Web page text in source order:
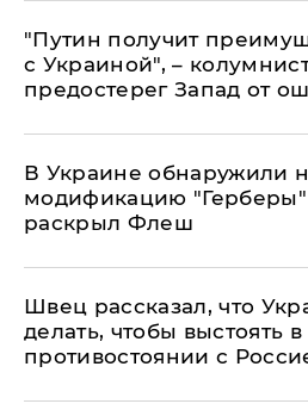
"Путин получит
с Украиной", –
предостерег Запад от
В Украине обнаружили
модификацию "Герберы"
раскрыл Флеш
Швец рассказал, что
делать, чтобы выстоять в
противостоянии с